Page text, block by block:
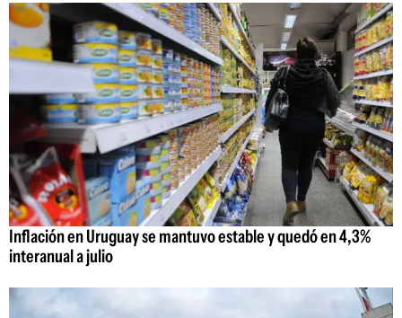
Inflación en Uruguay se mantuvo estable y quedó en 4,3%
interanual a julio